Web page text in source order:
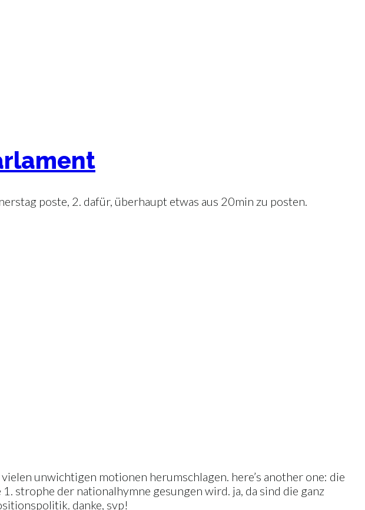
poste, 2. dafür, überhaupt etwas aus 20min zu posten.
unwichtigen motionen herumschlagen. here’s another one: die
strophe der nationalhymne gesungen wird. ja, da sind die ganz
danke, svp!